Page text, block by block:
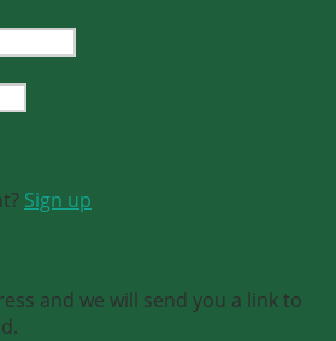
Sign up
and we will send you a link to